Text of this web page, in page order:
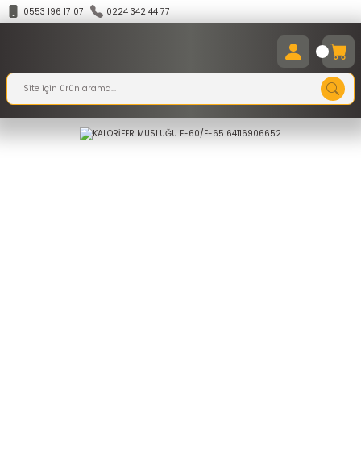
0553 196 17 07 0224 342 44 77